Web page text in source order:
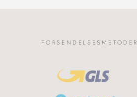
FORSENDELSESMETODER